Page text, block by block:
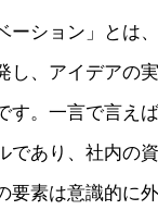
ーション」とは
し、アイデアの
す。一言で言え
であり、社内の
要素は意識的に外